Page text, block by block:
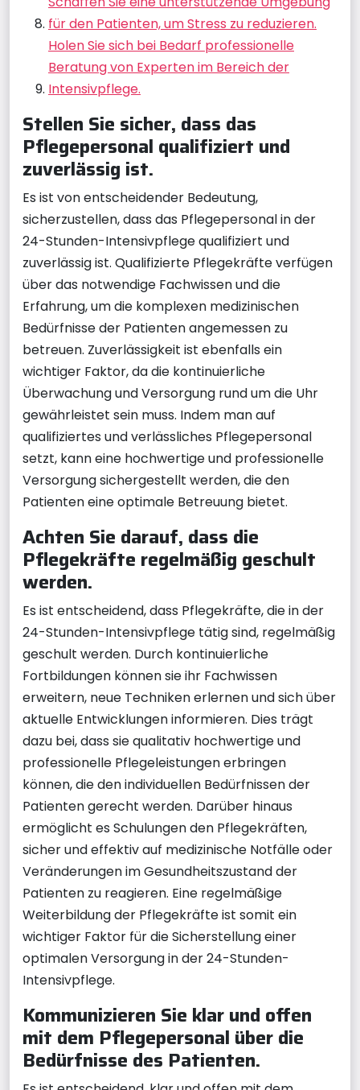
für den Patienten, um Stress zu reduzieren.
Holen Sie sich bei Bedarf professionelle
Beratung von Experten im Bereich der
Intensivpflege.
Stellen Sie sicher, dass das
Pflegepersonal qualifiziert und
zuverlässig ist.
Es ist von entscheidender Bedeutung,
sicherzustellen, dass das Pflegepersonal in der
24-Stunden-Intensivpflege qualifiziert und
zuverlässig ist. Qualifizierte Pflegekräfte verfügen
über das notwendige Fachwissen und die
Erfahrung, um die komplexen medizinischen
Bedürfnisse der Patienten angemessen zu
betreuen. Zuverlässigkeit ist ebenfalls ein
wichtiger Faktor, da die kontinuierliche
Überwachung und Versorgung rund um die Uhr
gewährleistet sein muss. Indem man auf
qualifiziertes und verlässliches Pflegepersonal
setzt, kann eine hochwertige und professionelle
Versorgung sichergestellt werden, die den
Patienten eine optimale Betreuung bietet.
Achten Sie darauf, dass die
Pflegekräfte regelmäßig geschult
werden.
Es ist entscheidend, dass Pflegekräfte, die in der
24-Stunden-Intensivpflege tätig sind, regelmäßig
geschult werden. Durch kontinuierliche
Fortbildungen können sie ihr Fachwissen
erweitern, neue Techniken erlernen und sich über
aktuelle Entwicklungen informieren. Dies trägt
dazu bei, dass sie qualitativ hochwertige und
professionelle Pflegeleistungen erbringen
können, die den individuellen Bedürfnissen der
Patienten gerecht werden. Darüber hinaus
ermöglicht es Schulungen den Pflegekräften,
sicher und effektiv auf medizinische Notfälle oder
Veränderungen im Gesundheitszustand der
Patienten zu reagieren. Eine regelmäßige
Weiterbildung der Pflegekräfte ist somit ein
wichtiger Faktor für die Sicherstellung einer
optimalen Versorgung in der 24-Stunden-
Intensivpflege.
Kommunizieren Sie klar und offen
mit dem Pflegepersonal über die
Bedürfnisse des Patienten.